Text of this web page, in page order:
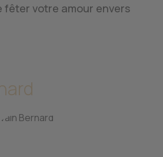
fêter votre amour envers